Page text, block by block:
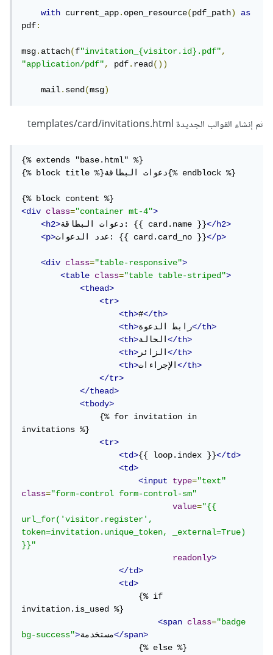
with current_app.open_resource(pdf_path)
as
pdf:
msg.attach(f"invitation_{visitor.id}.pdf",
"application/pdf", pdf.read())
    mail
.send(msg)
ثم إنشاء القوالب الجديدة templates/card/invitations.html
{% extends "base.html" %}
{% block title %}دعوات البطاقة{% endblock %}
<div
class="container mt-4">
<h2>
دعوات البطاقة: {{ card.name }}</h2>
<p>
عدد الدعوات: {{ card.card_no }}</p>
<div class="table-responsive">
<table
class="table table-striped">
<thead>
<tr>
<th>#</th>
<th>رابط الدعوة</th>
<th>الحالة</th>
<th> الزائر</th>
<th>الإجراءات</th>
</tr>
</thead>
<tbody>
                {% for invitation in
invitations %}
<tr>
<td>{{ loop.index }}</td>
<td>
<input
type="text"
class="form-control form-control-sm"
value="{{
url_for('visitor.register',
token=invitation.unique_token, _external=True)
}}"
readonly>
</td>
<td>
                        {% if
invitation.is_used %}
<span
class="badge
bg-success">مستخدمة</span>
                        {% else %}